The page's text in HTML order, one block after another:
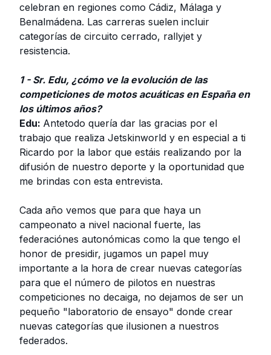
celebran en regiones como Cádiz, Málaga y
Benalmádena. Las carreras suelen incluir
categorías de circuito cerrado, rallyjet y
resistencia.
1 - Sr. Edu, ¿cómo ve la evolución de las
competiciones de motos acuáticas en España en
los últimos años?
Edu: Antetodo quería dar las gracias por el
trabajo que realiza Jetskinworld y en especial a ti
Ricardo por la labor que estáis realizando por la
difusión de nuestro deporte y la oportunidad que
me brindas con esta entrevista.
Cada año vemos que para que haya un
campeonato a nivel nacional fuerte, las
federaciónes autonómicas como la que tengo el
honor de presidir, jugamos un papel muy
importante a la hora de crear nuevas categorías
para que el número de pilotos en nuestras
competiciones no decaiga, no dejamos de ser un
pequeño "laboratorio de ensayo" donde crear
nuevas categorías que ilusionen a nuestros
federados.